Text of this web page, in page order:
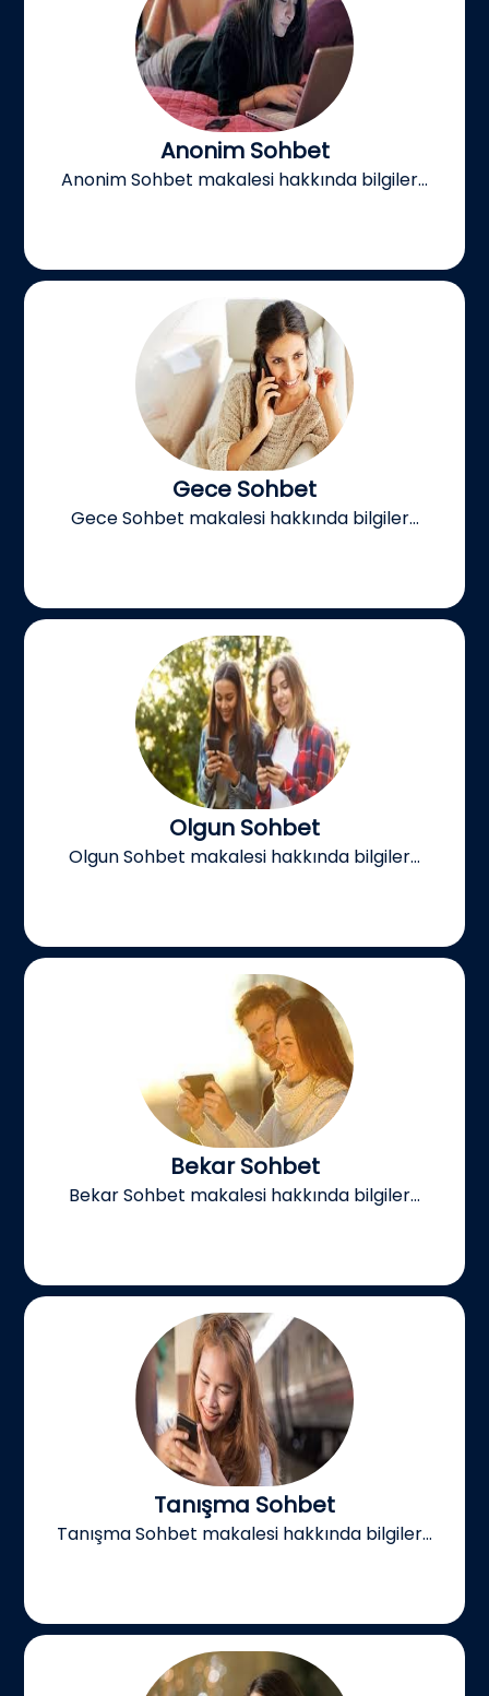
Anonim Sohbet
Anonim Sohbet makalesi hakkında bilgiler...
Gece Sohbet
Gece Sohbet makalesi hakkında bilgiler...
Olgun Sohbet
Olgun Sohbet makalesi hakkında bilgiler...
Bekar Sohbet
Bekar Sohbet makalesi hakkında bilgiler...
Tanışma Sohbet
Tanışma Sohbet makalesi hakkında bilgiler...